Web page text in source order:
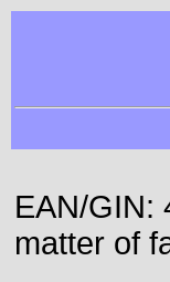
EAN/GIN:
matter of